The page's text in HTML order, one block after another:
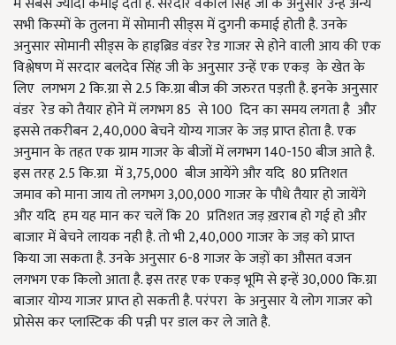
सभी किस्मों के तुलना में सोमानी सीड्स में दुगनी कमाई होती है. उनके
अनुसार सोमानी सीड्स के हाइब्रिड वंडर रेड गाजर से होने वाली आय की एक
विश्लेषण में सरदार बलदेव सिंह जी के अनुसार उन्हें एक एकड़ के खेत के
लिए लगभग 2 कि.ग्रा से 2.5 कि.ग्रा बीज की जरुरत पड़ती है. इनके अनुसार
वंडर रेड को तैयार होने में लगभग 85 से 100 दिन का समय लगता है और
इससे तकरीबन 2,40,000 बेचने योग्य गाजर के जड़ प्राप्त होता है. एक
अनुमान के तहत एक ग्राम गाजर के बीजों में लगभग 140-150 बीज आते है.
इस तरह 2.5 कि.ग्रा में 3,75,000 बीज आयेंगे और यदि 80 प्रतिशत
जमाव को माना जाय तो लगभग 3,00,000 गाजर के पौधे तैयार हो जायेंगे
और यदि हम यह मान कर चलें कि 20 प्रतिशत जड़ ख़राब हो गई हो और
बाजार में बेचने लायक नही है. तो भी 2,40,000 गाजर के जड़ को प्राप्त
किया जा सकता है. उनके अनुसार 6-8 गाजर के जड़ों का औसत वजन
लगभग एक किलो आता है. इस तरह एक एकड़ भूमि से इन्हें 30,000 कि.ग्रा
बाजार योग्य गाजर प्राप्त हो सकती है. परंपरा के अनुसार ये लोग गाजर को
प्रोसेस कर प्लास्टिक की पन्नी पर डाल कर ले जाते है.